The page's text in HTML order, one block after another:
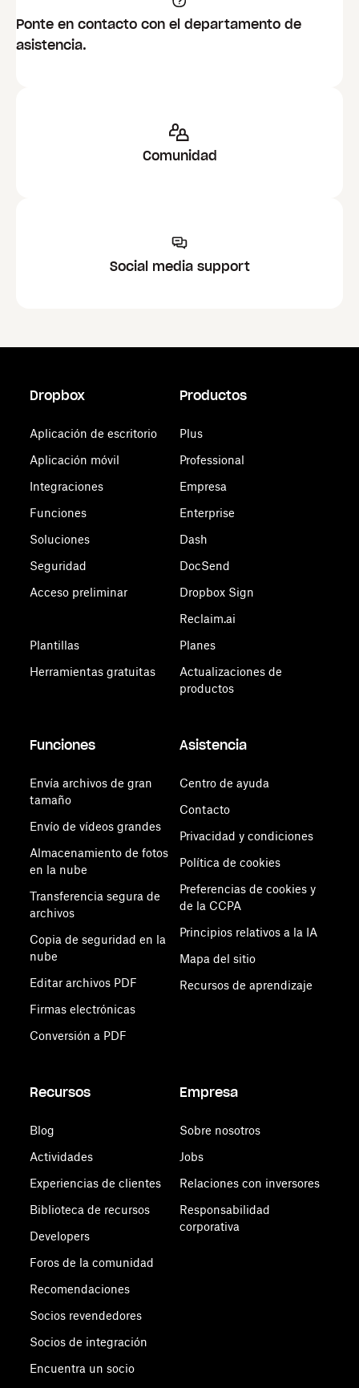
Ponte en contacto con el departamento de
asistencia.
Comunidad
Social media support
Dropbox
Aplicación de escritorio
Aplicación móvil
Integraciones
Funciones
Soluciones
Seguridad
Acceso preliminar
Plantillas
Herramientas gratuitas
Productos
Plus
Professional
Empresa
Enterprise
Dash
DocSend
Dropbox Sign
Reclaim.ai
Planes
Actualizaciones de
productos
Funciones
Envía archivos de gran
tamaño
Envío de vídeos grandes
Almacenamiento de fotos
en la nube
Transferencia segura de
archivos
Copia de seguridad en la
nube
Editar archivos PDF
Firmas electrónicas
Conversión a PDF
Asistencia
Centro de ayuda
Contacto
Privacidad y condiciones
Política de cookies
Preferencias de cookies y
de la CCPA
Principios relativos a la IA
Mapa del sitio
Recursos de aprendizaje
Recursos
Blog
Actividades
Experiencias de clientes
Biblioteca de recursos
Developers
Foros de la comunidad
Recomendaciones
Socios revendedores
Socios de integración
Encuentra un socio
Empresa
Sobre nosotros
Jobs
Relaciones con inversores
Responsabilidad
corporativa